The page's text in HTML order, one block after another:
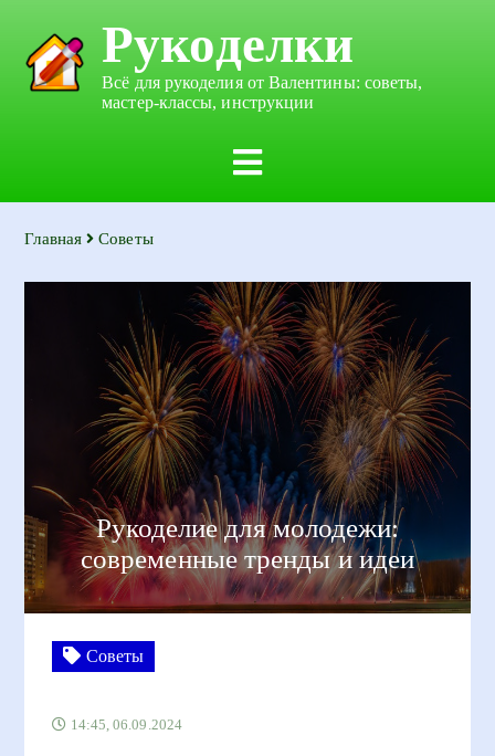
Рукоделки
Всё для рукоделия от Валентины: советы,
мастер-классы, инструкции
Главная Советы
Рукоделие для молодежи:
современные тренды и идеи
Советы
14:45, 06.09.2024